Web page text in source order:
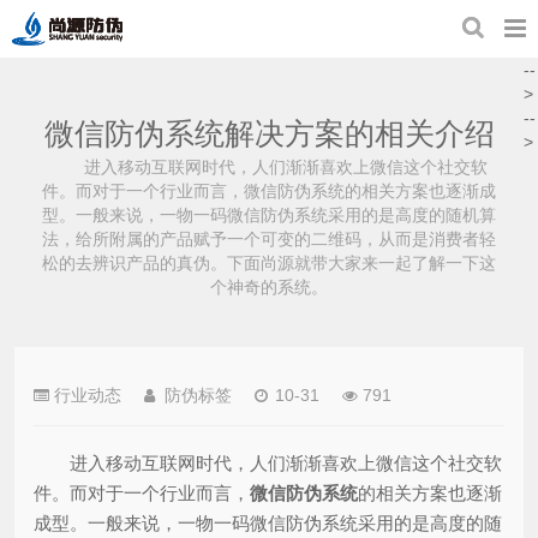
微信防伪系统解决方案的相关介绍
进入移动互联网时代，人们渐渐喜欢上微信这个社交软
件。而对于一个行业而言，微信防伪系统的相关方案也逐渐成
型。一般来说，一物一码微信防伪系统采用的是高度的随机算
法，给所附属的产品赋予一个可变的二维码，从而是消费者轻
松的去辨识产品的真伪。下面尚源就带大家来一起了解一下这
个神奇的系统。
行业动态 防伪标签 10-31 791
进入移动互联网时代，人们渐渐喜欢上微信这个社交软
件。而对于一个行业而言， 微信防伪系统的相关方案也逐渐
成型。一般来说，一物一码微信防伪系统采用的是高度的随
--
>
--
>